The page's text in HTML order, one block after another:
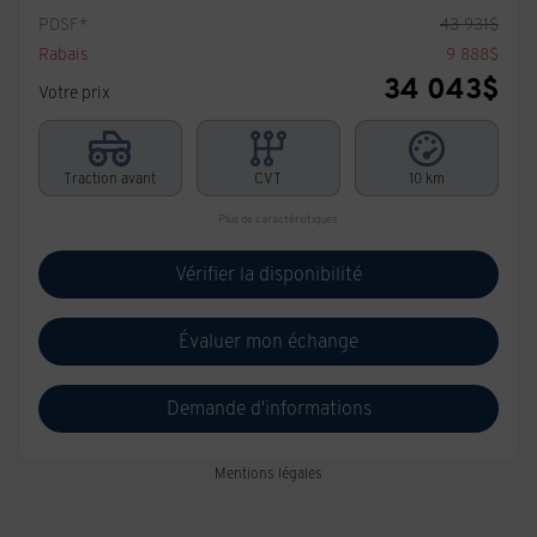
PDSF*
43 931$
Rabais
9 888$
Votre prix
34 043$
Traction avant CVT 10 km
Plus de caractéristiques
Vérifier la disponibilité
Évaluer mon échange
Demande d'informations
Mentions légales